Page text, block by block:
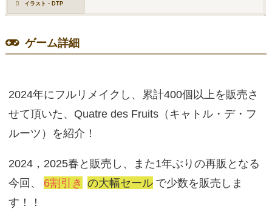
イラスト・DTP
ゲーム詳細
2024年にフルリメイクし、累計400個以上を販売さ
せて頂いた、Quatre des Fruits（キャトル・デ・フ
ルーツ）を紹介！
2024，2025春と販売し、また1年ぶりの再販となる
今回、
6割引き の大幅セール で少数を販売しま
す！！